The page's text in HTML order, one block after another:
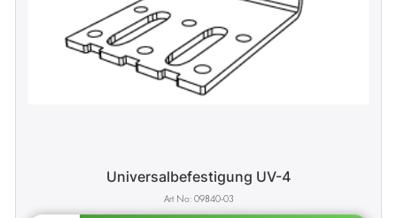
Universalbefestigung UV-4
09840-03